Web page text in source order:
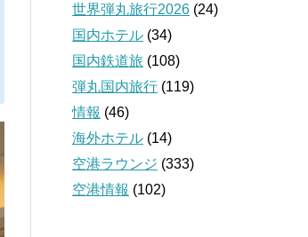
世界弾丸旅行2026 (24)
国内ホテル (34)
国内鉄道旅 (108)
弾丸国内旅行 (119)
情報 (46)
海外ホテル (14)
空港ラウンジ (333)
空港情報 (102)